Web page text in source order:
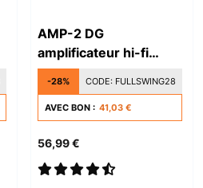
AMP-2 DG
amplificateur hi-fi
stéréo
-28% CODE: FULLSWING28
AVEC BON : 41,03 €
56,99 €